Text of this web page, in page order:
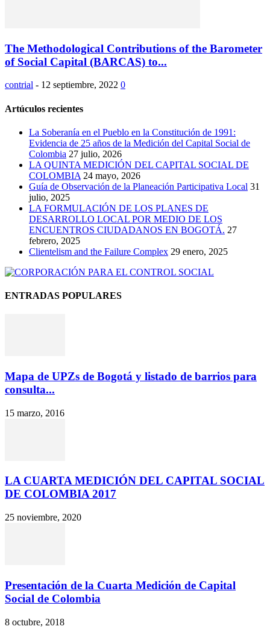
The Methodological Contributions of the Barometer
of Social Capital (BARCAS) to...
contrial - 12 septiembre, 2022 0
Artúculos recientes
La Soberanía en el Pueblo en la Constitución de 1991:
Evidencia de 25 años de la Medición del Capital Social de
Colombia 27 julio, 2026
LA QUINTA MEDICIÓN DEL CAPITAL SOCIAL DE
COLOMBIA 24 mayo, 2026
Guía de Observación de la Planeación Participativa Local 31
julio, 2025
LA FORMULACIÓN DE LOS PLANES DE
DESARROLLO LOCAL POR MEDIO DE LOS
ENCUENTROS CIUDADANOS EN BOGOTÁ. 27
febrero, 2025
Clientelism and the Failure Complex 29 enero, 2025
ENTRADAS POPULARES
Mapa de UPZs de Bogotá y listado de barrios para
consulta...
15 marzo, 2016
LA CUARTA MEDICIÓN DEL CAPITAL SOCIAL
DE COLOMBIA 2017
25 noviembre, 2020
Presentación de la Cuarta Medición de Capital
Social de Colombia
8 octubre, 2018